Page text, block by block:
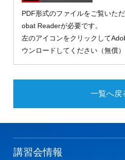
PDF形式のファイルをご覧いた
obat Readerが必要です。
左のアイコンをクリックして
ウンロードしてください（無償）
一覧へ戻